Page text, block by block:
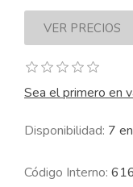
Sea el primero en
Disponibilidad: 7
Código Interno: